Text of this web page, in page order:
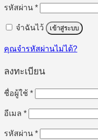
รหัสผ่าน *ต้องการ
จำฉันไว้ เข้าสู่ระบบ
คุณจำรหัสผ่านไม่ได้?
ลงทะเบียน
ชื่อผู้ใช้ *ต้องการ
อีเมล *ต้องการ
รหัสผ่าน *ต้องการ